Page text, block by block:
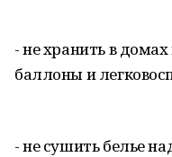
- не хранить в
баллоны и
- не сушить белье